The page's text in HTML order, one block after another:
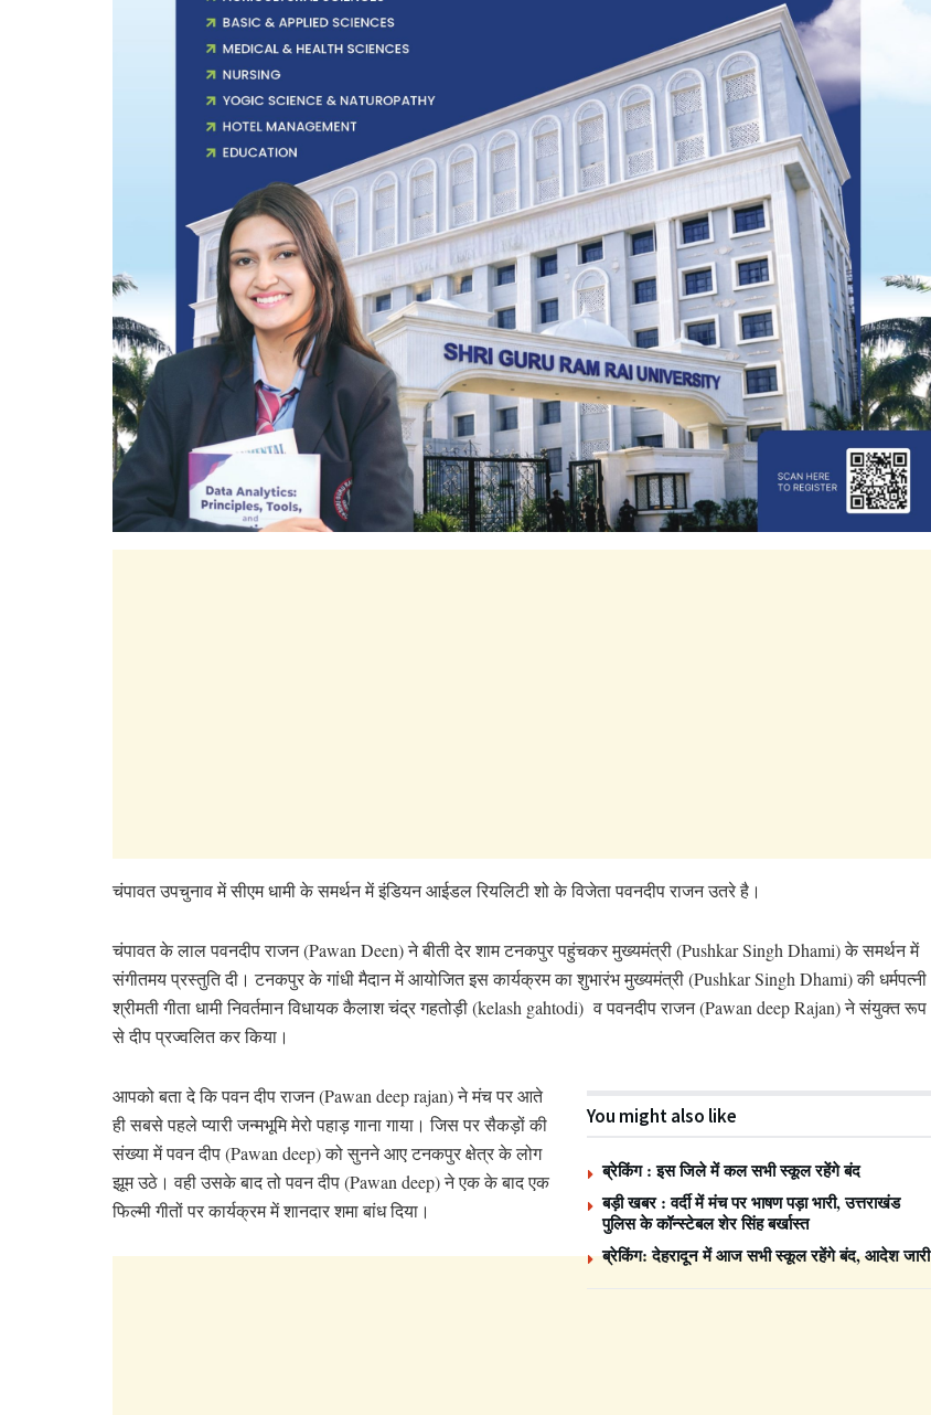
चंपावत उपचुनाव में सीएम धामी के समर्थन में इंडियन आईडल रियलिटी शो के विजेता पवनदीप राजन उतरे है।
चंपावत के लाल पवनदीप राजन (Pawan Deen) ने बीती देर शाम टनकपुर पहुंचकर मुख्यमंत्री (Pushkar Singh Dhami) के समर्थन में
संगीतमय प्रस्तुति दी। टनकपुर के गांधी मैदान में आयोजित इस कार्यक्रम का शुभारंभ मुख्यमंत्री (Pushkar Singh Dhami) की धर्मपत्नी
श्रीमती गीता धामी निवर्तमान विधायक कैलाश चंद्र गहतोड़ी (kelash gahtodi) व पवनदीप राजन (Pawan deep Rajan) ने संयुक्त रूप
से दीप प्रज्वलित कर किया।
You might also like
ब्रेकिंग : इस जिले में कल सभी स्कूल रहेंगे बंद
बड़ी खबर : वर्दी में मंच पर भाषण पड़ा भारी, उत्तराखंड
पुलिस के कॉन्स्टेबल शेर सिंह बर्खास्त
ब्रेकिंग: देहरादून में आज सभी स्कूल रहेंगे बंद, आदेश जारी
आपको बता दे कि पवन दीप राजन (Pawan deep rajan) ने मंच पर आते
ही सबसे पहले प्यारी जन्मभूमि मेरो पहाड़ गाना गाया। जिस पर सैकड़ों की
संख्या में पवन दीप (Pawan deep) को सुनने आए टनकपुर क्षेत्र के लोग
झूम उठे। वही उसके बाद तो पवन दीप (Pawan deep) ने एक के बाद एक
फिल्मी गीतों पर कार्यक्रम में शानदार शमा बांध दिया।